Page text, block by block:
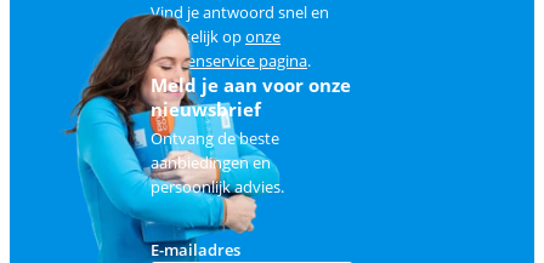
Vind je antwoord snel en
makkelijk oponze
klantenservice pagina.
Meld je aan voor onze
nieuwsbrief
Ontvang de beste
aanbiedingen en
persoonlijk advies.
E-mailadres